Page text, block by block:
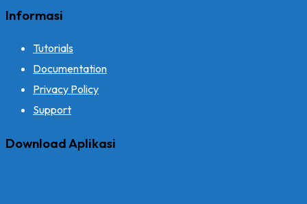
Informasi
Tutorials
Documentation
Privacy Policy
Support
Download Aplikasi